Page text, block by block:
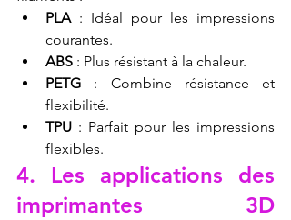
PLA : Idéal pour les impressions
courantes.
ABS : Plus résistant à la chaleur.
PETG : Combine résistance et
flexibilité.
TPU : Parfait pour les impressions
flexibles.
4. Les applications des
imprimantes 3D